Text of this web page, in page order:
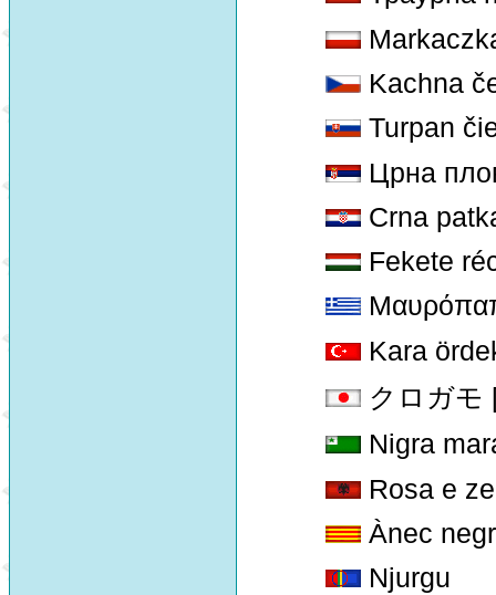
Kachna
Turpan
Црна
Crna
Fekete
Kara
クロガモ
Nigra
Rosa e
Ànec
Njurgu